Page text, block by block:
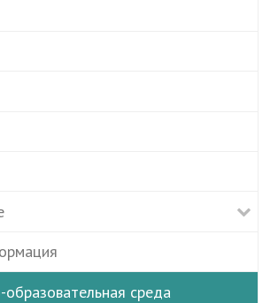
образовательная среда